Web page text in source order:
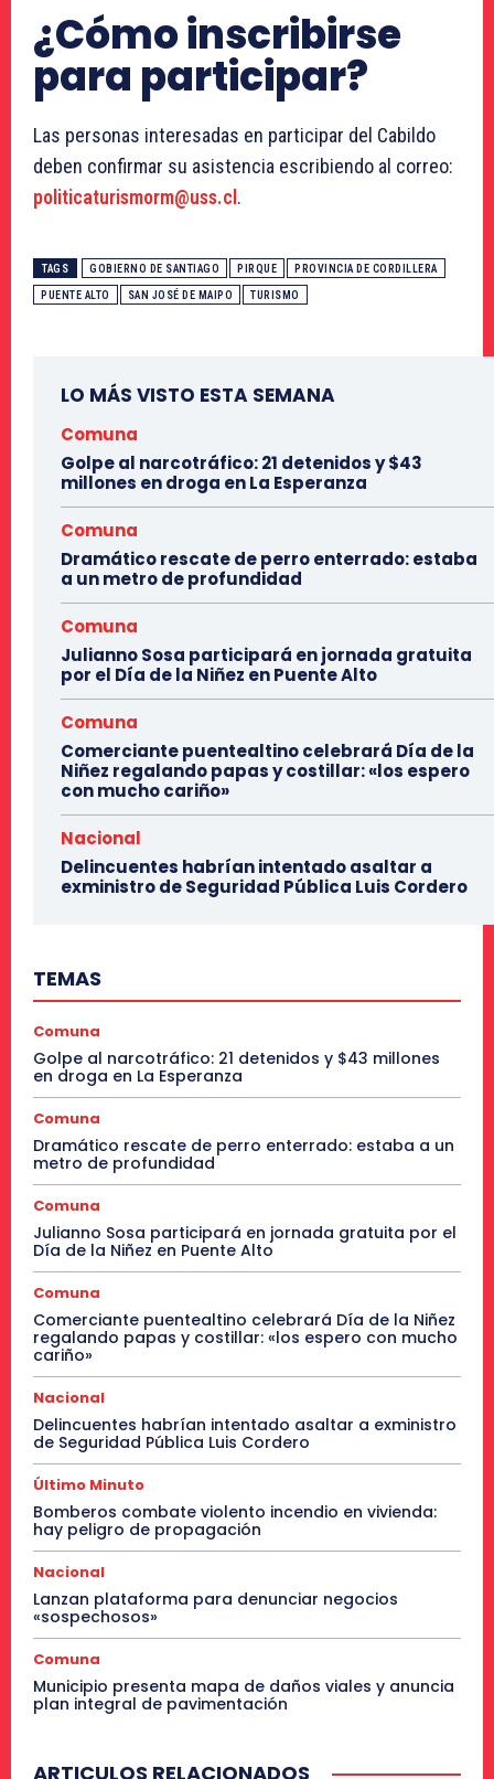
¿Cómo inscribirse
para participar?
Las personas interesadas en participar del Cabildo
deben confirmar su asistencia escribiendo al correo:
politicaturismorm@uss.cl .
TAGS GOBIERNO DE SANTIAGO PIRQUE PROVINCIA DE CORDILLERA
PUENTE ALTO SAN JOSÉ DE MAIPO TURISMO
LO MÁS VISTO ESTA SEMANA
Comuna
Golpe al narcotráfico: 21 detenidos y $43
millones en droga en La Esperanza
Comuna
Dramático rescate de perro enterrado: estaba
a un metro de profundidad
Comuna
Julianno Sosa participará en jornada gratuita
por el Día de la Niñez en Puente Alto
Comuna
Comerciante puentealtino celebrará Día de la
Niñez regalando papas y costillar: «los espero
con mucho cariño»
Nacional
Delincuentes habrían intentado asaltar a
exministro de Seguridad Pública Luis Cordero
TEMAS
Comuna
Golpe al narcotráfico: 21 detenidos y $43 millones
en droga en La Esperanza
Comuna
Dramático rescate de perro enterrado: estaba a un
metro de profundidad
Comuna
Julianno Sosa participará en jornada gratuita por el
Día de la Niñez en Puente Alto
Comuna
Comerciante puentealtino celebrará Día de la Niñez
regalando papas y costillar: «los espero con mucho
cariño»
Nacional
Delincuentes habrían intentado asaltar a exministro
de Seguridad Pública Luis Cordero
Último Minuto
Bomberos combate violento incendio en vivienda:
hay peligro de propagación
Nacional
Lanzan plataforma para denunciar negocios
«sospechosos»
Comuna
Municipio presenta mapa de daños viales y anuncia
plan integral de pavimentación
ARTICULOS RELACIONADOS